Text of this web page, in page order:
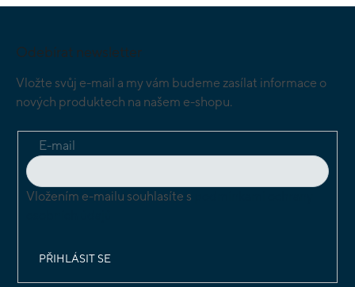
Odebírat newsletter
Vložte svůj e-mail a my vám budeme zasílat informace o
nových produktech na našem e-shopu.
E-mail
Vložením e-mailu souhlasíte s
PŘIHLÁSIT SE